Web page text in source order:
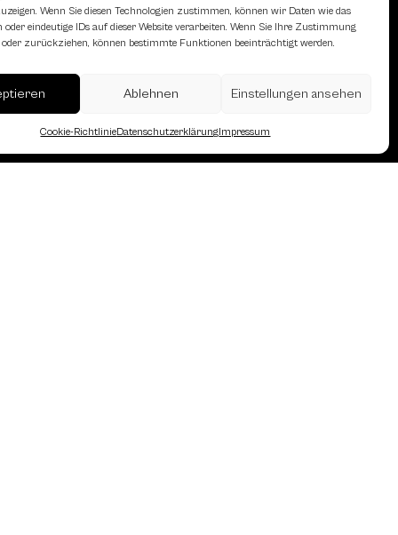
Wenn Sie diesen Technologien zustimmen, können wir Daten wie das
oder eindeutige IDs auf dieser Website verarbeiten. Wenn Sie Ihre Zustimmung
zurückziehen, können bestimmte Funktionen beeinträchtigt werden.
Ablehnen Einstellungen ansehen
Cookie-RichtlinieDatenschutzerklärungImpressum
des Österreichischen